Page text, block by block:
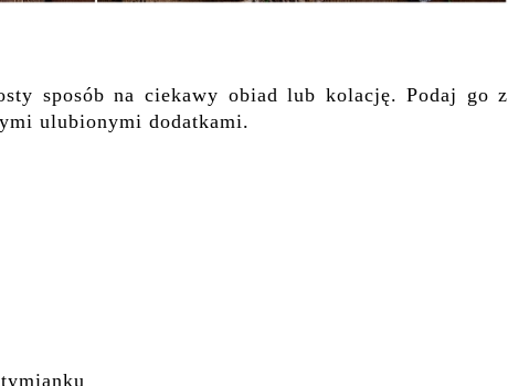
sposób na ciekawy obiad lub kolację. Podaj go z
ulubionymi dodatkami.